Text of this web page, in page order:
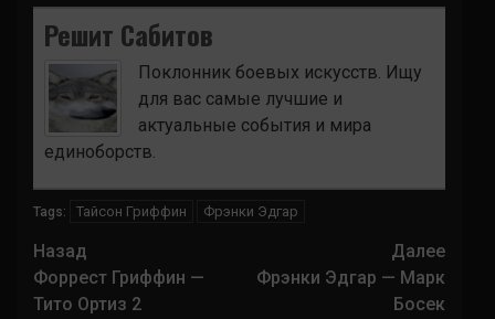
Решит Сабитов
Поклонник боевых искусств. Ищу
для вас самые лучшие и
актуальные события и мира
единоборств.
Tags: Тайсон Гриффин Фрэнки Эдгар
Навигация
записи
Назад
Форрест Гриффин —
Тито Ортиз 2
Далее
Фрэнки Эдгар — Марк
Босек